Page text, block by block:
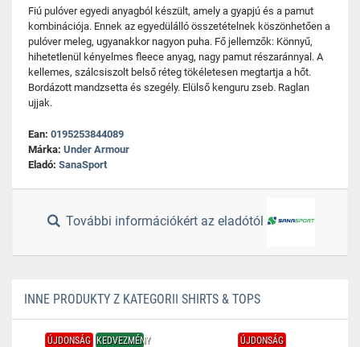
Fiú pulóver egyedi anyagból készült, amely a gyapjú és a pamut
kombinációja. Ennek az egyedülálló összetételnek köszönhetően a
pulóver meleg, ugyanakkor nagyon puha. Fő jellemzők: Könnyű,
hihetetlenül kényelmes fleece anyag, nagy pamut részaránnyal. A
kellemes, szálcsiszolt belső réteg tökéletesen megtartja a hőt.
Bordázott mandzsetta és szegély. Elülső kenguru zseb. Raglan
ujjak.
Ean: 0195253844089
Márka: Under Armour
Eladó: SanaSport
További információkért az eladótól
INNE PRODUKTY Z KATEGORII SHIRTS & TOPS
ÚJDONSÁG KEDVEZMÉNY ÚJDONSÁG